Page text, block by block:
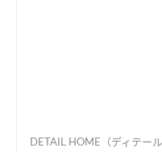
DETAIL HOME（ディテール